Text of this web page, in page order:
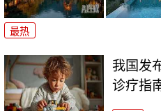
最热
我国发
诊疗指